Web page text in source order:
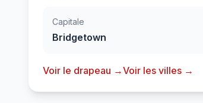
Capitale
Bridgetown
Voir le drapeau →Voir les villes →